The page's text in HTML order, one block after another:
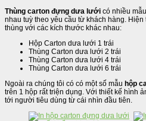
Thùng carton đựng dưa lưới có nhiều
nhau tuỳ theo yêu cầu từ khách hàng.
thùng với các kích thước khác nhau:
Hộp Carton dưa lưới 1 trái
Thùng Carton dưa lưới 2 trái
Thùng Carton dưa lưới 4 trái
Thùng Carton dưa lưới 6 trái
Ngoài ra chúng tôi có có một số mẫu hộp
trên 1 hộp rất triện dụng. Với thiết kế hình
tới người tiêu dùng từ cái nhìn đầu tiên.